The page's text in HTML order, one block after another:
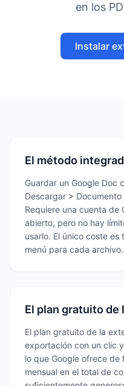
en los
Instalar
El método
Guardar un Google Doc
Descargar >
Requiere una cuenta de
abierto, pero no hay
usarlo. El único coste
menú para cada archivo.
El plan gratuito de
El plan gratuito de la
exportación con un clic
lo que Google ofrece de
mensual en el total de